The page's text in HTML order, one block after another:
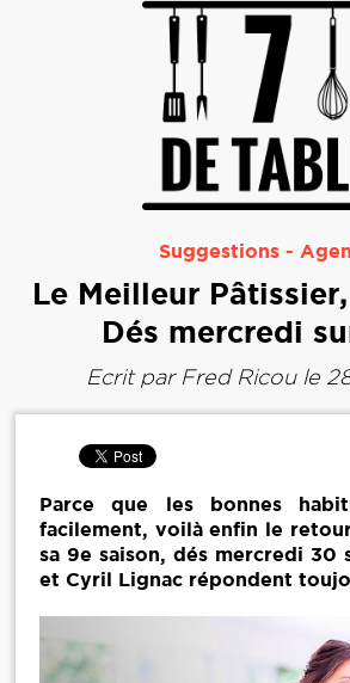
Suggestions -
Le Meilleur
Dés mercredi
Ecrit par Fred Ricoule
Parce que les bonnes
facilement, voilà enfin le
sa 9e saison, dés mercredi
et Cyril Lignac répondent